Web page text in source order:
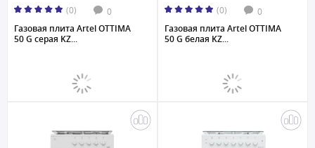
(0) 0
Газовая плита Artel OTTIMA
50 G серая KZ...
(0) 0
Газовая плита Artel OTTIMA
50 G белая KZ...